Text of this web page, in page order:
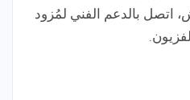
اتصل بالدعم الفني لمُزود